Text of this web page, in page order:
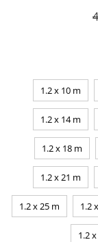
1.2 x 10 m
1.2 x 14 m
1.2 x 18 m
1.2 x 21 m
1.2 x 25 m 1.2
1.2